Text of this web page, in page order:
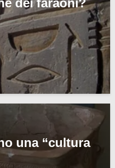
dei faraoni?
una “cultura